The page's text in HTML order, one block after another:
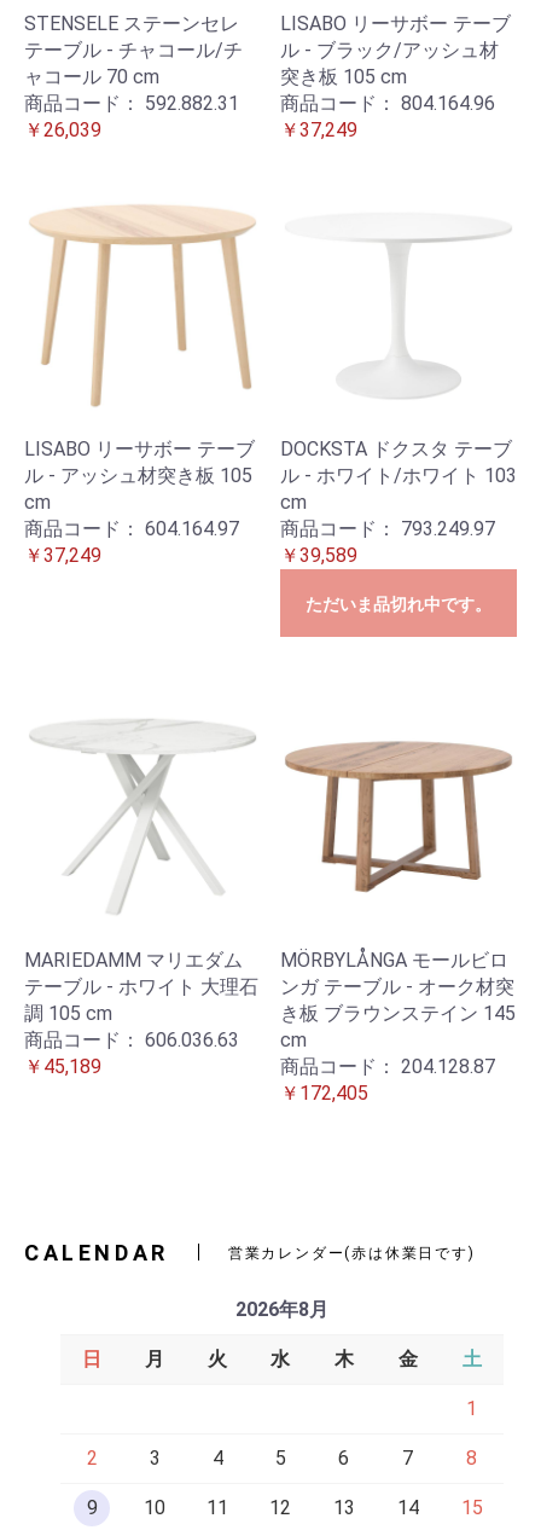
STENSELE ステーンセレ
テーブル - チャコール/チ
ャコール 70 cm
商品コード： 592.882.31
￥26,039
LISABO リーサボー テーブ
ル - ブラック/アッシュ材
突き板 105 cm
商品コード： 804.164.96
￥37,249
LISABO リーサボー テーブ
ル - アッシュ材突き板 105
cm
商品コード： 604.164.97
￥37,249
DOCKSTA ドクスタ テーブ
ル - ホワイト/ホワイト 103
cm
商品コード： 793.249.97
￥39,589
ただいま品切れ中です。
MARIEDAMM マリエダム
テーブル - ホワイト 大理石
調 105 cm
商品コード： 606.036.63
￥45,189
MÖRBYLÅNGA モールビロ
ンガ テーブル - オーク材突
き板 ブラウンステイン 145
cm
商品コード： 204.128.87
￥172,405
CALENDAR 営業カレンダー(赤は休業日です)
2026年8月
日 月 火 水 木 金 土
1
2 3 4 5 6 7 8
9 10 11 12 13 14 15